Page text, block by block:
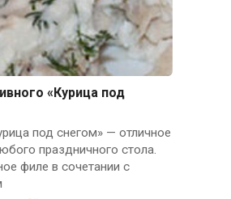
«Курица под
под снегом» — отличное
праздничного стола.
филе в сочетании с